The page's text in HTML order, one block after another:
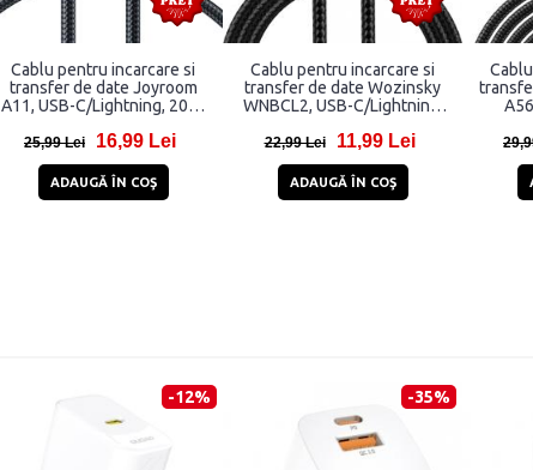
Cablu pentru incarcare si
transfer de date Joyroom
A11, USB-C/Lightning, 20W,
25,99 Lei 16,99 Lei
ADAUGĂ ÎN COŞ
Cablu pentru incarcare si
transfer de date Wozinsky
WNBCL2, USB-C/Lightning,
22,99 Lei 11,99 Lei
ADAUGĂ ÎN COŞ
-12% -35%